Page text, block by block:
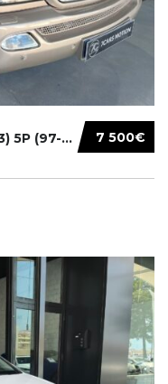
7 500€
MERCEDES BENZ CLASE M (W 163) 5P (97-05) 200...